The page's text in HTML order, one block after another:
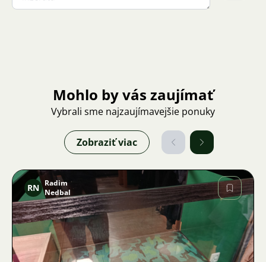
Mohlo by vás zaujímať
Vybrali sme najzaujímavejšie ponuky
Zobraziť viac
Obrázok
RN Radim
Nedbal